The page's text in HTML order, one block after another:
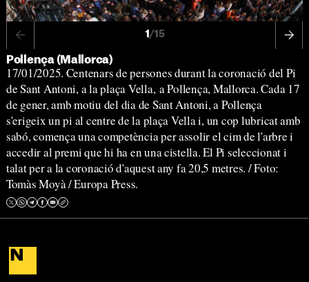
1 /15
Pollença (Mallorca)
17/01/2025. Centenars de persones durant la coronació del Pi
de Sant Antoni, a la plaça Vella, a Pollença, Mallorca. Cada 17
de gener, amb motiu del dia de Sant Antoni, a Pollença
s'erigeix ​​un pi al centre de la plaça Vella i, un cop lubricat amb
sabó, comença una competència per assolir el cim de l'arbre i
accedir al premi que hi ha en una cistella. El Pi seleccionat i
talat per a la coronació d'aquest any fa 20,5 metres. / Foto:
Tomàs Moyà / Europa Press.